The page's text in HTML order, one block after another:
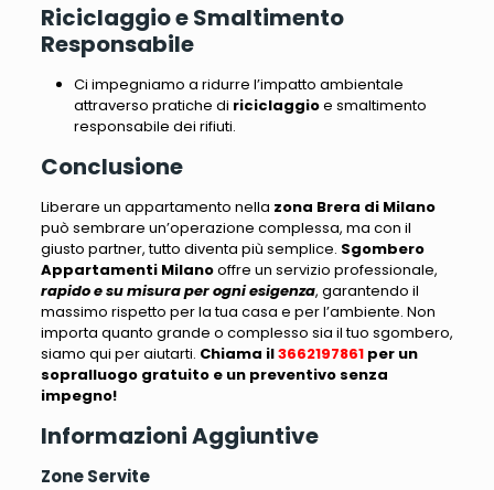
Riciclaggio e Smaltimento
Responsabile
Ci impegniamo a ridurre l’impatto ambientale
attraverso pratiche di riciclaggioe smaltimento
responsabile dei rifiuti.
Conclusione
Liberare un appartamento nella zona Brera di Milano
può sembrare un’operazione complessa, ma con il
giusto partner, tutto diventa più semplice. Sgombero
Appartamenti Milanooffre un servizio professionale,
rapido e su misura per ogni esigenza, garantendo il
massimo rispetto per la tua casa e per l’ambiente. Non
importa quanto grande o complesso sia il tuo sgombero,
siamo qui per aiutarti. Chiama il3662197861per un
sopralluogo gratuito e un preventivo senza
impegno!
Informazioni Aggiuntive
Zone Servite